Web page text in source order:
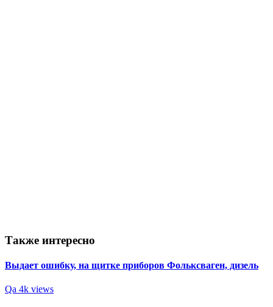
Также интересно
Выдает ошибку, на щитке приборов Фольксваген, дизель
Qa 4k views